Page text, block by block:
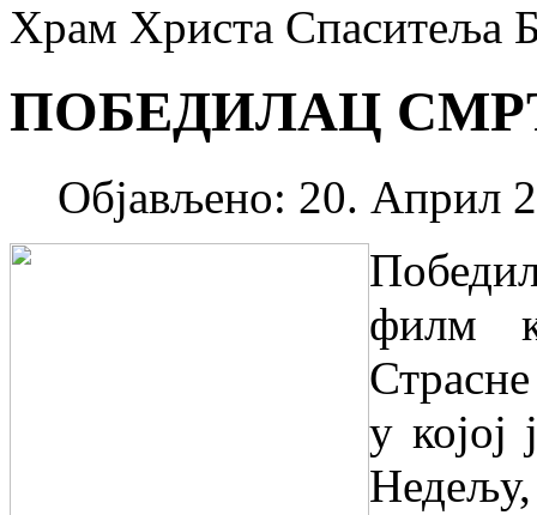
Храм Христа Спаситеља
ПОБЕДИЛАЦ
Објављено: 20. Април
филм
у којој
Недељу,